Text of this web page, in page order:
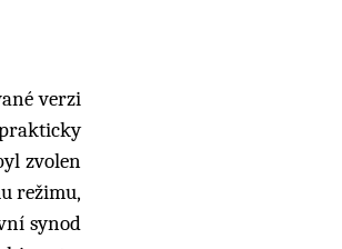
verzi
zvolen
režimu,
synod